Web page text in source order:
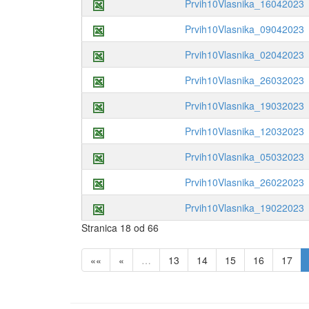
Prvih10Vlasnika_16042023
Prvih10Vlasnika_09042023
Prvih10Vlasnika_02042023
Prvih10Vlasnika_26032023
Prvih10Vlasnika_19032023
Prvih10Vlasnika_12032023
Prvih10Vlasnika_05032023
Prvih10Vlasnika_26022023
Prvih10Vlasnika_19022023
Stranica 18 od 66
«« « … 13 14 15 16 17